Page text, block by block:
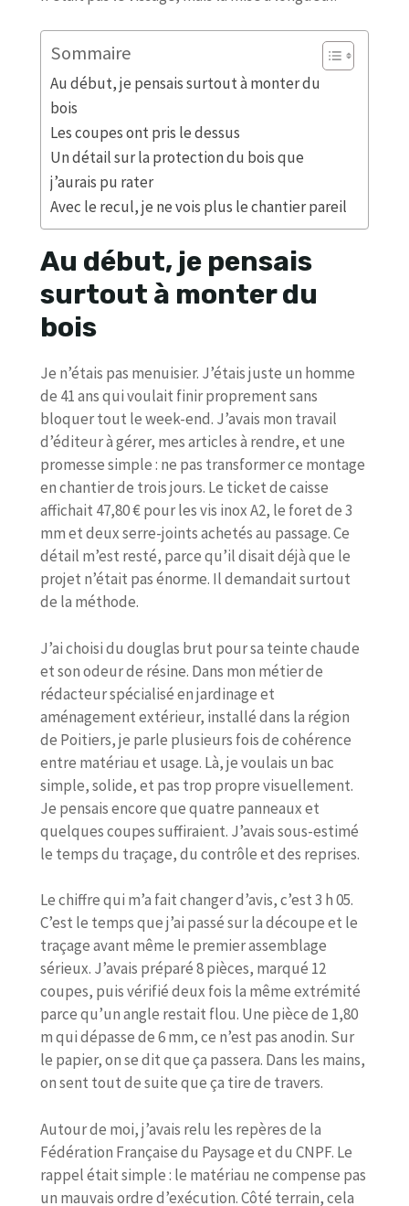
Sommaire
Au début, je pensais surtout à monter du
bois
Les coupes ont pris le dessus
Un détail sur la protection du bois que
j’aurais pu rater
Avec le recul, je ne vois plus le chantier pareil
Au début, je pensais
surtout à monter du
bois
Je n’étais pas menuisier. J’étais juste un homme
de 41 ans qui voulait finir proprement sans
bloquer tout le week-end. J’avais mon travail
d’éditeur à gérer, mes articles à rendre, et une
promesse simple : ne pas transformer ce montage
en chantier de trois jours. Le ticket de caisse
affichait 47,80 € pour les vis inox A2, le foret de 3
mm et deux serre-joints achetés au passage. Ce
détail m’est resté, parce qu’il disait déjà que le
projet n’était pas énorme. Il demandait surtout
de la méthode.
J’ai choisi du douglas brut pour sa teinte chaude
et son odeur de résine. Dans mon métier de
rédacteur spécialisé en jardinage et
aménagement extérieur, installé dans la région
de Poitiers, je parle plusieurs fois de cohérence
entre matériau et usage. Là, je voulais un bac
simple, solide, et pas trop propre visuellement.
Je pensais encore que quatre panneaux et
quelques coupes suffiraient. J’avais sous-estimé
le temps du traçage, du contrôle et des reprises.
Le chiffre qui m’a fait changer d’avis, c’est 3 h 05.
C’est le temps que j’ai passé sur la découpe et le
traçage avant même le premier assemblage
sérieux. J’avais préparé 8 pièces, marqué 12
coupes, puis vérifié deux fois la même extrémité
parce qu’un angle restait flou. Une pièce de 1,80
m qui dépasse de 6 mm, ce n’est pas anodin. Sur
le papier, on se dit que ça passera. Dans les mains,
on sent tout de suite que ça tire de travers.
Autour de moi, j’avais relu les repères de la
Fédération Française du Paysage et du CNPF. Le
rappel était simple : le matériau ne compense pas
un mauvais ordre d’exécution. Côté terrain, cela